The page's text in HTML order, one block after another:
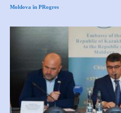
Moldova în PRogres -